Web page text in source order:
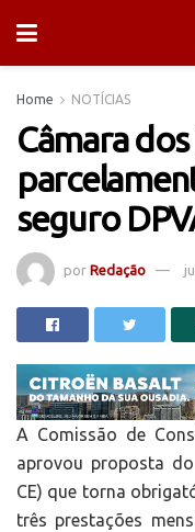
Home NOTÍCIAS
Câmara
seguro
por Redação
A Comissão de
aprovou proposta
CE) que torna
três prestações